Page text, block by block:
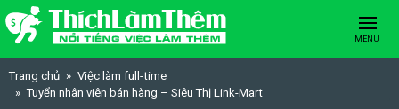
Skip to content
MENU
Trang chủ
Việc làm full-time
Tuyển nhân viên bán hàng – Siêu Thị Link-Mart